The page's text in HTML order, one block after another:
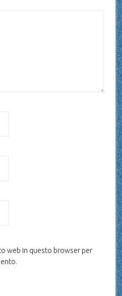
web in questo browser per